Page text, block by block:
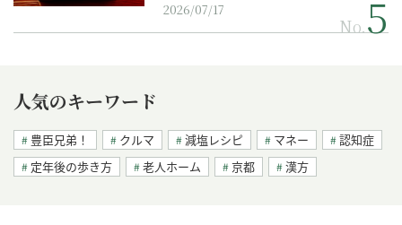
2026/07/17
No.
人気のキーワード
豊臣兄弟！ クルマ 減塩レシピ マネー
認知症
定年後の歩き方
老人ホーム 京都 漢方